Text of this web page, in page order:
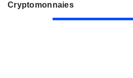
Cryptomonnaies